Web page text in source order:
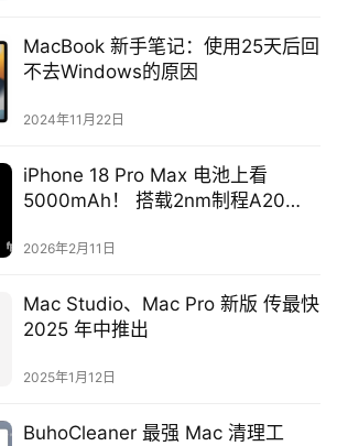
MacBook 新手笔记：使用25天后回
不去Windows的原因
2024年11月22日
iPhone 18 Pro Max 电池上看
5000mAh！ 搭载2nm制程A20
2026年2月11日
Mac Studio、Mac Pro 新版 传最快
2025 年中推出
2025年1月12日
BuhoCleaner 最强 Mac 清理工